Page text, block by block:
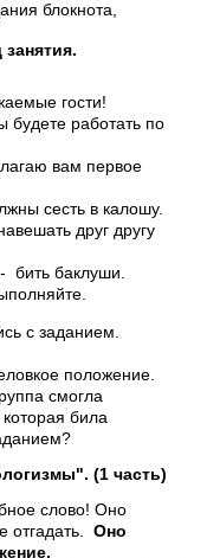
блокнота,
занятия.
гости!
будете работать по
вам первое
сесть в калошу.
друг другу
баклуши.
с заданием.
положение.
смогла
била
(1 часть)
слово! Оно
отгадать. Оно